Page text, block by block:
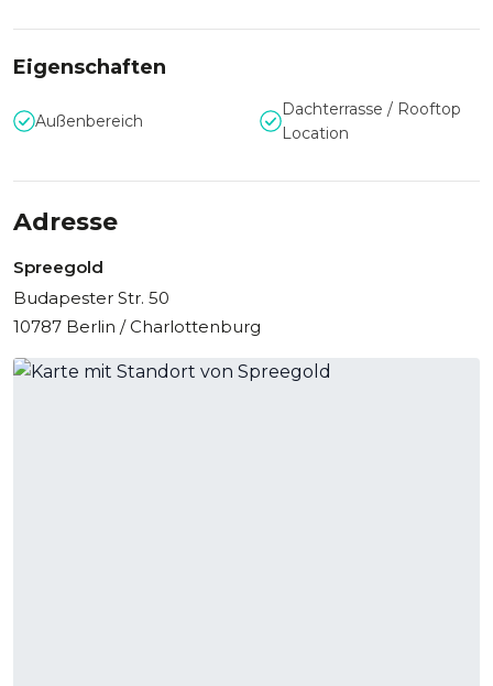
Erleben Sie hier Ihr besonderes Event. Ob ein
außergewöhnliches Marketing Event,eine besinnliche
Weihnachtsfeier, ein glanzvolles Firmenevent oder
verwandelt Ihre Veranstaltung in ein unvergessliches
Eigenschaften
Außenbereich
Dachterrasse / Rooftop
Location
Adresse
Spreegold
Budapester Str. 50
10787 Berlin / Charlottenburg